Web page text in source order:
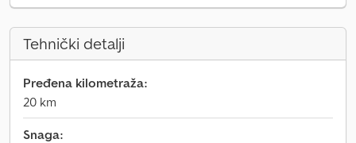
Tehnički detalji
Pređena kilometraža:
20 km
Snaga: